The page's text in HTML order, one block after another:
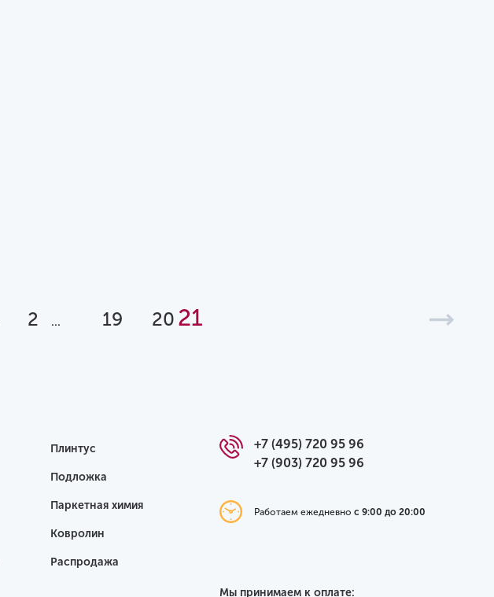
2 ... 19 20 21
Плинтус
Подложка
Паркетная химия
Ковролин
Распродажа
+7 (495) 720 95 96
+7 (903) 720 95 96
Работаем ежедневнос 9:00 до 20:00
Мы принимаем к оплате: